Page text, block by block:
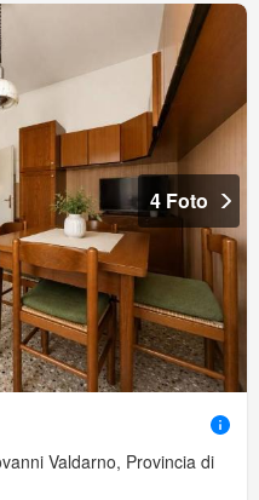
4 Foto
Valdarno, Provincia di